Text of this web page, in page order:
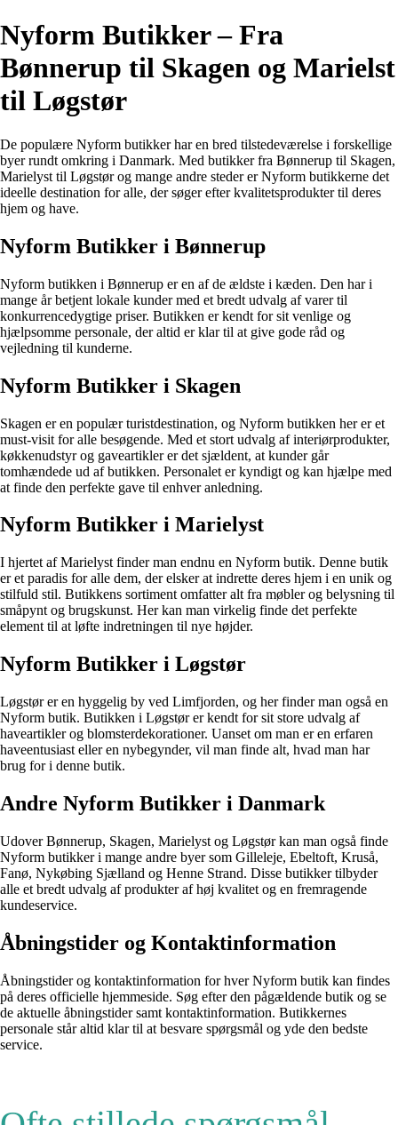
Nyform Butikker – Fra
Bønnerup til Skagen og Marielst
til Løgstør
De populære Nyform butikker har en bred tilstedeværelse i forskellige
byer rundt omkring i Danmark. Med butikker fra Bønnerup til Skagen,
Marielyst til Løgstør og mange andre steder er Nyform butikkerne det
ideelle destination for alle, der søger efter kvalitetsprodukter til deres
hjem og have.
Nyform Butikker i Bønnerup
Nyform butikken i Bønnerup er en af de ældste i kæden. Den har i
mange år betjent lokale kunder med et bredt udvalg af varer til
konkurrencedygtige priser. Butikken er kendt for sit venlige og
hjælpsomme personale, der altid er klar til at give gode råd og
vejledning til kunderne.
Nyform Butikker i Skagen
Skagen er en populær turistdestination, og Nyform butikken her er et
must-visit for alle besøgende. Med et stort udvalg af interiørprodukter,
køkkenudstyr og gaveartikler er det sjældent, at kunder går
tomhændede ud af butikken. Personalet er kyndigt og kan hjælpe med
at finde den perfekte gave til enhver anledning.
Nyform Butikker i Marielyst
I hjertet af Marielyst finder man endnu en Nyform butik. Denne butik
er et paradis for alle dem, der elsker at indrette deres hjem i en unik og
stilfuld stil. Butikkens sortiment omfatter alt fra møbler og belysning til
småpynt og brugskunst. Her kan man virkelig finde det perfekte
element til at løfte indretningen til nye højder.
Nyform Butikker i Løgstør
Løgstør er en hyggelig by ved Limfjorden, og her finder man også en
Nyform butik. Butikken i Løgstør er kendt for sit store udvalg af
haveartikler og blomsterdekorationer. Uanset om man er en erfaren
haveentusiast eller en nybegynder, vil man finde alt, hvad man har
brug for i denne butik.
Andre Nyform Butikker i Danmark
Udover Bønnerup, Skagen, Marielyst og Løgstør kan man også finde
Nyform butikker i mange andre byer som Gilleleje, Ebeltoft, Kruså,
Fanø, Nykøbing Sjælland og Henne Strand. Disse butikker tilbyder
alle et bredt udvalg af produkter af høj kvalitet og en fremragende
kundeservice.
Åbningstider og Kontaktinformation
Åbningstider og kontaktinformation for hver Nyform butik kan findes
på deres officielle hjemmeside. Søg efter den pågældende butik og se
de aktuelle åbningstider samt kontaktinformation. Butikkernes
personale står altid klar til at besvare spørgsmål og yde den bedste
service.